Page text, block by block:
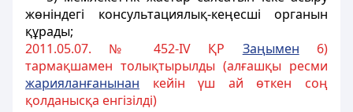
жөніндегi консультациялық-кеңесші органын
құрады;
2011.05.07. № 452-IV ҚР Заңымен 6)
тармақшамен толықтырылды (алғашқы ресми
жарияланғанынан кейін үш ай өткен соң
қолданысқа енгізілді)